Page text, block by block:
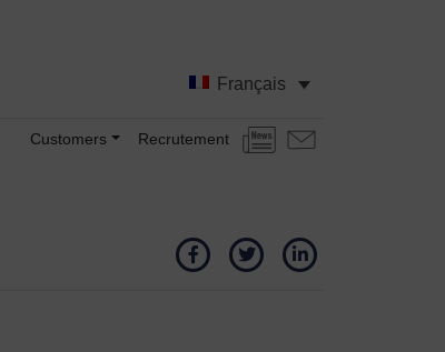
Français
Customers Recrutement Actualités